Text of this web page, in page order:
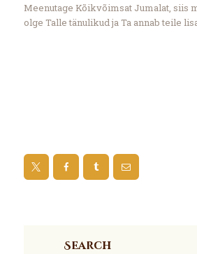
Meenutage Kõikvõimsat Jumalat, siis
olge Talle tänulikud ja Ta annab teile
Search